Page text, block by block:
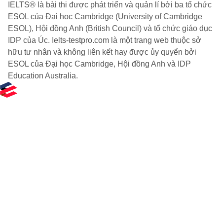
IELTS® là bài thi được phát triển và quản lí bởi ba tổ chức
ESOL của Đại học Cambridge (University of Cambridge
ESOL), Hội đồng Anh (British Council) và tổ chức giáo dục
IDP của Úc. Ielts-testpro.com là một trang web thuộc sở
hữu tư nhân và không liên kết hay được ủy quyển bởi
ESOL của Đại học Cambridge, Hội đồng Anh và IDP
Education Australia.